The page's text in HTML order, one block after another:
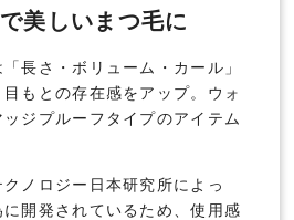
美しいまつ毛に
長さ・ボリューム・カール」
もとの存在感をアップ。ウォ
ジプルーフタイプのアイテム
ノロジー日本研究所によっ
開発されているため、使用感